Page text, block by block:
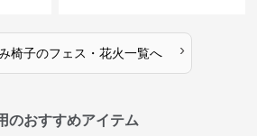
椅子のフェス・花火一覧へ ›
のおすすめアイテム